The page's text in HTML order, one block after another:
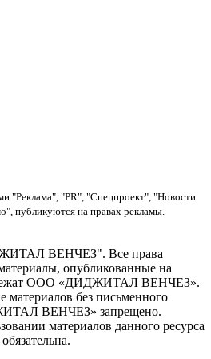
"Реклама", "PR", "Спецпроект", "Новости
публикуются на правах рекламы.
ВЕНЧЕЗ". Все права
опубликованные на
ООО «ДИДЖИТАЛ ВЕНЧЕЗ».
материалов без письменного
ВЕНЧЕЗ» запрещено.
материалов данного ресурса